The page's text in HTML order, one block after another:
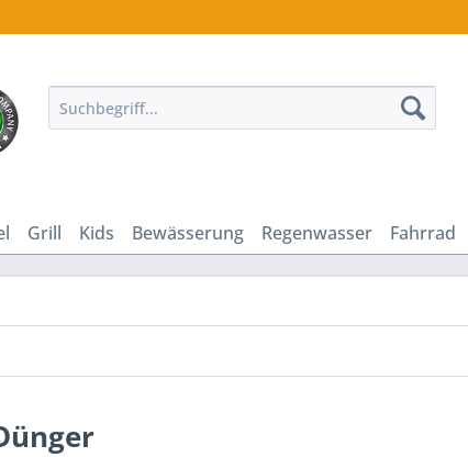
Grill Kids Bewässerung Regenwasser Fahrrad